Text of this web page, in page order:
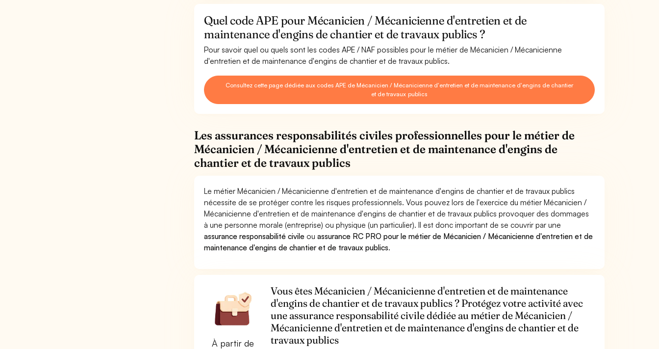
Quel code APE pour Mécanicien / Mécanicienne d'entretien et de
maintenance d'engins de chantier et de travaux publics ?
Pour savoir quel ou quels sont les codes APE / NAF possibles pour le métier de Mécanicien / Mécanicienne
d'entretien et de maintenance d'engins de chantier et de travaux publics.
Consultez cette page dédiée aux codes APE de Mécanicien / Mécanicienne d'entretien et de maintenance d'engins de chantier
et de travaux publics
Les assurances responsabilités civiles professionnelles pour le métier de
Mécanicien / Mécanicienne d'entretien et de maintenance d'engins de
chantier et de travaux publics
Le métier Mécanicien / Mécanicienne d'entretien et de maintenance d'engins de chantier et de travaux publics
nécessite de se protéger contre les risques professionnels. Vous pouvez lors de l'exercice du métier Mécanicien /
Mécanicienne d'entretien et de maintenance d'engins de chantier et de travaux publics provoquer des dommages
à une personne morale (entreprise) ou physique (un particulier). Il est donc important de se couvrir par une
assurance responsabilité civile ouassurance RC PRO pour le métier de Mécanicien / Mécanicienne d'entretien et de
maintenance d'engins de chantier et de travaux publics.
À partir de
Vous êtes Mécanicien / Mécanicienne d'entretien et de maintenance
d'engins de chantier et de travaux publics ? Protégez votre activité avec
une assurance responsabilité civile dédiée au métier de Mécanicien /
Mécanicienne d'entretien et de maintenance d'engins de chantier et de
travaux publics